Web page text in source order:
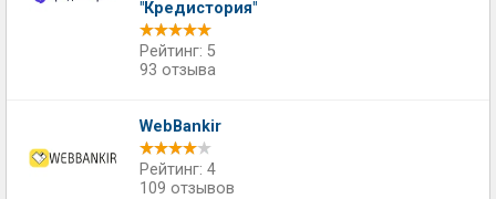
"Кредистория"
Рейтинг: 5
93 отзыва
WebBankir
Рейтинг: 4
109 отзывов